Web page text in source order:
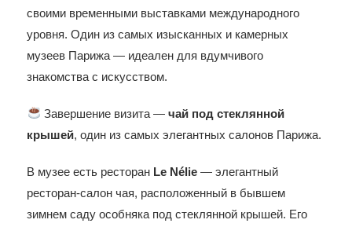
своими временными выставками международного
уровня. Один из самых изысканных и камерных
музеев Парижа — идеален для вдумчивого
знакомства с искусством.
Завершение визита — чай под стеклянной
крышей, один из самых элегантных салонов Парижа.
В музее есть ресторан Le Nélie — элегантный
ресторан-салон чая, расположенный в бывшем
зимнем саду особняка под стеклянной крышей. Его